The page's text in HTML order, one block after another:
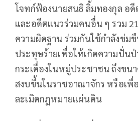
โจทก์ฟ้องนายสนธิ ลิ้มทองกุล อ
และอดีตแนวร่วมคนอื่น ๆ รวม
ความผิดฐาน ร่วมกันใช้กำลังข่ม
ประทุษร้ายเพื่อให้เกิดความปั่น
กระเดื่องในหมู่ประชาชน ถึงขน
สงบขึ้นในราชอาณาจักร หรือเพื่
ละเมิดกฎหมายแผ่นดิน